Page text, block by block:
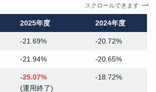
スクロールできます
2025年度 2024年度
-21.69% -20.72%
-21.94% -20.65%
-25.07%
(運用終了)
-18.72%